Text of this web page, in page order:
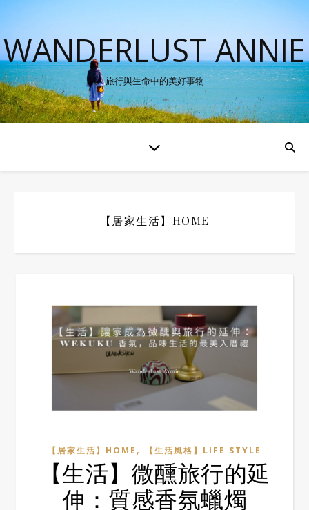
WANDERLUST ANNIE
旅行與生命中的美好事物
【居家生活】HOME
【居家生活】HOME , 【生活風格】LIFE STYLE
【生活】微醺旅行的延
伸：質感香氛蠟燭